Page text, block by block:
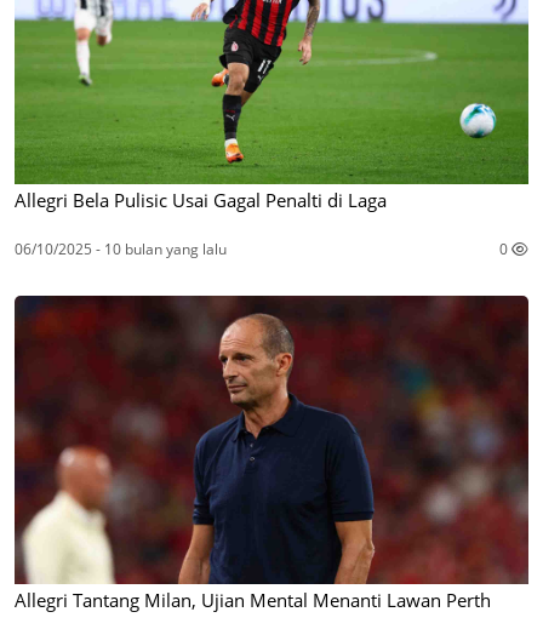
Allegri Bela Pulisic Usai Gagal Penalti di Laga
06/10/2025 - 10 bulan yang lalu 0
Allegri Tantang Milan, Ujian Mental Menanti Lawan Perth